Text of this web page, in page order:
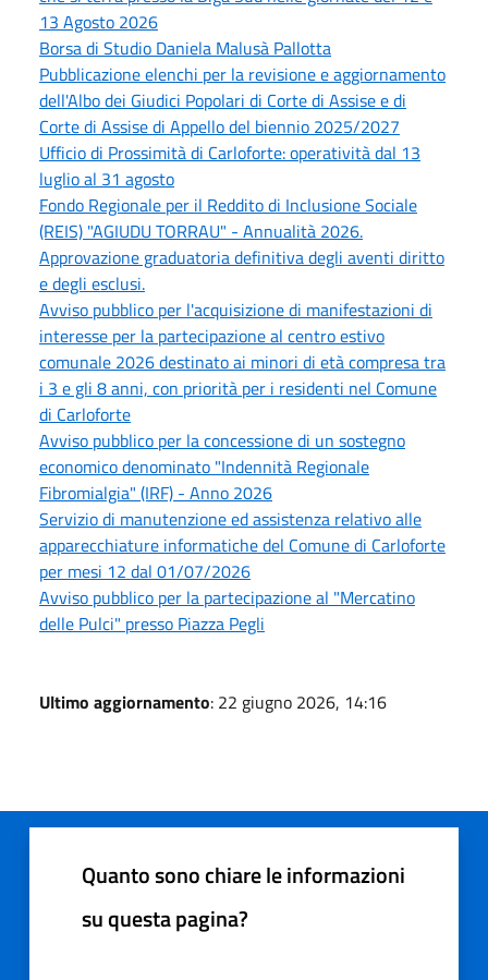
13 Agosto 2026
Borsa di Studio Daniela Malusà Pallotta
Pubblicazione elenchi per la revisione e aggiornamento
dell'Albo dei Giudici Popolari di Corte di Assise e di
Corte di Assise di Appello del biennio 2025/2027
Ufficio di Prossimità di Carloforte: operatività dal 13
luglio al 31 agosto
Fondo Regionale per il Reddito di Inclusione Sociale
(REIS) "AGIUDU TORRAU" - Annualità 2026.
Approvazione graduatoria definitiva degli aventi diritto
e degli esclusi.
Avviso pubblico per l'acquisizione di manifestazioni di
interesse per la partecipazione al centro estivo
comunale 2026 destinato ai minori di età compresa tra
i 3 e gli 8 anni, con priorità per i residenti nel Comune
di Carloforte
Avviso pubblico per la concessione di un sostegno
economico denominato "Indennità Regionale
Fibromialgia" (IRF) - Anno 2026
Servizio di manutenzione ed assistenza relativo alle
apparecchiature informatiche del Comune di Carloforte
per mesi 12 dal 01/07/2026
Avviso pubblico per la partecipazione al "Mercatino
delle Pulci" presso Piazza Pegli
Ultimo aggiornamento: 22 giugno 2026, 14:16
Quanto sono chiare le informazioni
su questa pagina?